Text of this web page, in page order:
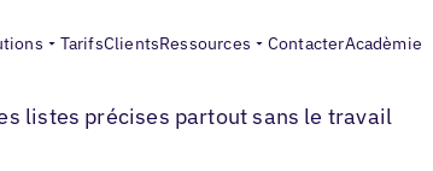
TarifsClientsRessources ContacterAcadèmie
présence locale
listes précises partout sans le travail